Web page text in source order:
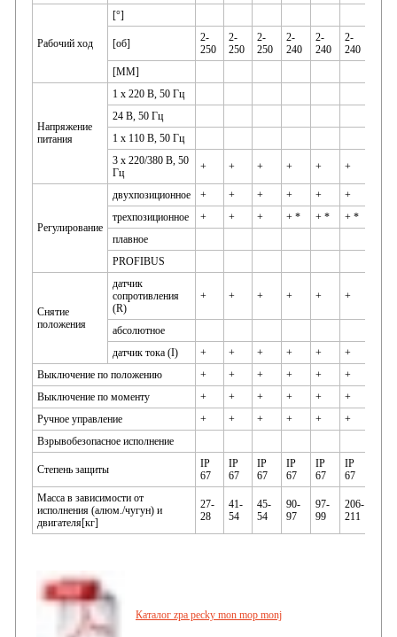
Рабочий ход
[°]
[об]
2-
250
2-
250
2-
250
2-
240
2-
240
2-
240
[MM]
Напряжение
питания
1 x 220 В, 50 Гц
24 B, 50 Гц
1 x 110 B, 50 Гц
3 x 220/380 B, 50
Гц
+ + + + + +
Регулирование
двухпозиционное + + + + + +
трехпозиционное
+ + + + * + * + *
плавное
PROFIBUS
Снятие
положения
датчик
сопротивления
(R)
+ + + + + +
абсолютное
датчик тока (I)
+ + + + + +
Выключение по положению
+ + + + + +
Выключение по моменту
+ + + + + +
Ручное управление
+ + + + + +
Взрывобезопасное исполнение
Степень защиты
IP
67
IP
67
IP
67
IP
67
IP
67
IP
67
Масса в зависимости от
исполнения (алюм./чугун) и
двигателя[кг]
27-
28
41-
54
45-
54
90-
97
97-
99
206-
211
Каталог zpa pecky mon mop monj